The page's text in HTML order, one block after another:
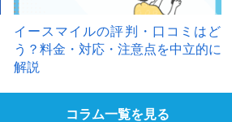
イースマイルの評判・口コミはど
う？料金・対応・注意点を中立的に
解説
コラム一覧を見る